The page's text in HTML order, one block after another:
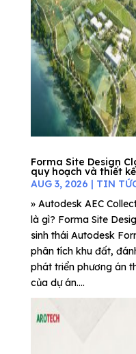
Forma Site Design
quy hoạch và thiết
AUG 3, 2026 | TIN
» Autodesk AEC
là gì? Forma Site
sinh thái Autodesk
phân tích khu đất,
phát triển phương án
của dự án....